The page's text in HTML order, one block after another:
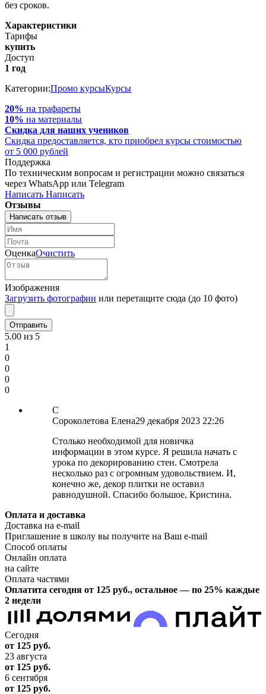
без сроков.
Характеристики
Тарифы
купить
Доступ
1 год
Категории:Промо курсыКурсы
20% на трафареты
10% на материалы
Скидка для наших учеников
Cкидка предоставляется, кто приобрел курсы стоимостью
от 5 000 рублей
Поддержка
По техническим вопросам и регистрации можно связаться
через WhatsApp или Telegram
Написать Написать
Отзывы
Написать отзыв
ОценкаОчистить
Изображения
Загрузить фотографии или перетащите сюда (до 10 фото)
5.00 из 5
1
0
0
0
0
С
Сороколетова Елена29 декабря 2023 22:26
Столько необходимой для новичка
информации в этом курсе. Я решила начать с
урока по декорированию стен. Смотрела
несколько раз с огромным удовольствием. И,
конечно же, декор плитки не оставил
равнодушной. Спасибо большое, Кристина.
Оплата и доставка
Доставка на e-mail
Приглашение в школу вы получите на Ваш e-mail
Способ оплаты
Онлайн оплата
на сайте
Оплата частями
Оплатита сегодня от 125 руб., остальное — по 25% каждые
2 недели
Сегодня
от 125 руб.
23 августа
от 125 руб.
6 сентября
от 125 руб.